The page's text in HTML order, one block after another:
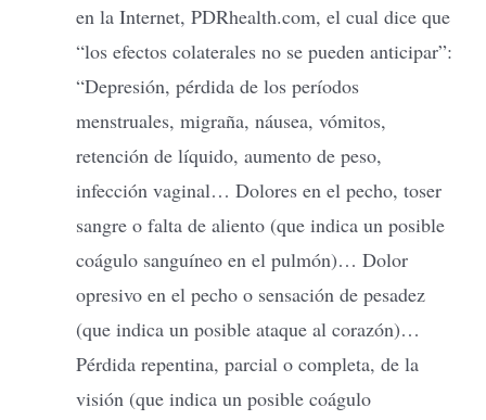
en la Internet, PDRhealth.com, el cual dice que
“los efectos colaterales no se pueden anticipar”:
“Depresión, pérdida de los períodos
menstruales, migraña, náusea, vómitos,
retención de líquido, aumento de peso,
infección vaginal… Dolores en el pecho, toser
sangre o falta de aliento (que indica un posible
coágulo sanguíneo en el pulmón)… Dolor
opresivo en el pecho o sensación de pesadez
(que indica un posible ataque al corazón)…
Pérdida repentina, parcial o completa, de la
visión (que indica un posible coágulo